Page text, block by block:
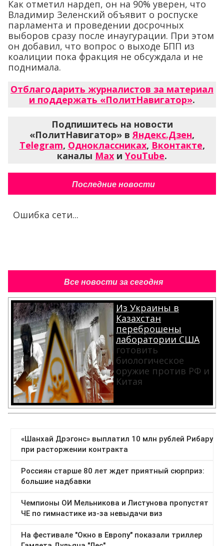
Как отметил нардеп, он на 90% уверен, что
Владимир Зеленский объявит о роспуске
парламента и проведении досрочных
выборов сразу после инаугурации. При этом
он добавил, что вопрос о выходе БПП из
коалиции пока фракция не обсуждала и не
поднимала.
Отблагодарить журналистов за материал
и поддержать «ПолитНавигатор».
Подпишитесь на новости
«ПолитНавигатор» в Яндекс.Дзен,
Telegram, Одноклассниках, Вконтакте,
каналы Max и YouTube.
Последние новости
Ошибка сети...
Все новости за сегодня
Из Украины в
Казахстан
переброшены
лаборатории США
готовить
биологическое
оружие против РФ и
Китая